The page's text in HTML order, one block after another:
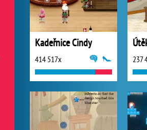
Kadeřnice Cindy
414 517x 237